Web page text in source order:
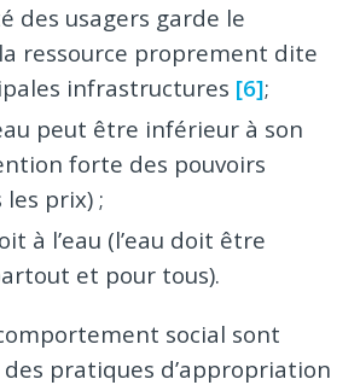
des usagers garde le
ressource proprement dite
infrastructures [6];
peut être inférieur à son
forte des pouvoirs
prix) ;
à l’eau (l’eau doit être
et pour tous).
social sont
pratiques d’appropriation